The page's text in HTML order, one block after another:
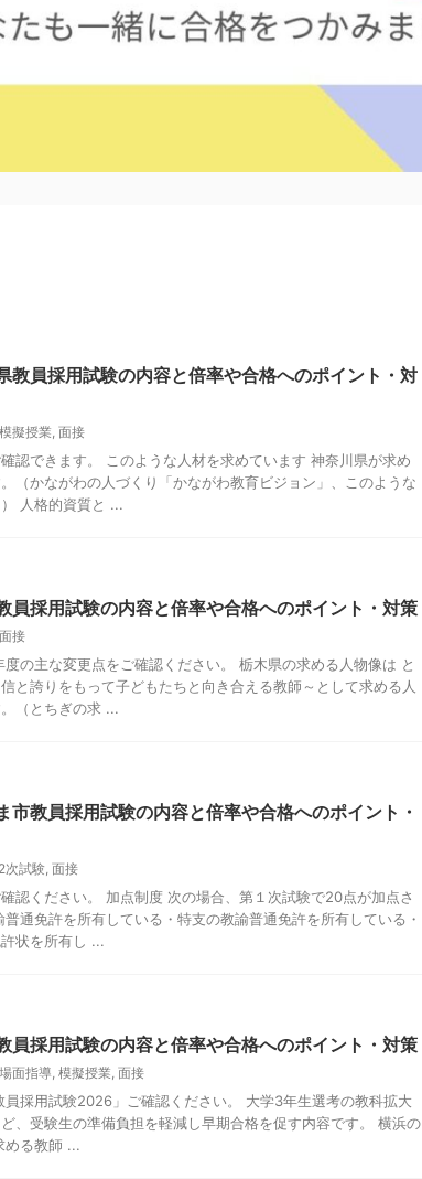
教員採用試験の内容と倍率や合格へのポイント・対
模擬授業, 面接
認できます。 このような人材を求めています 神奈川県が求め
（かながわの人づくり「かながわ教育ビジョン」、このような
人格的資質と ...
員採用試験の内容と倍率や合格へのポイント・対策
面接
の主な変更点をご確認ください。 栃木県の求める人物像は と
と誇りをもって子どもたちと向き合える教師～として求める人
（とちぎの求 ...
市教員採用試験の内容と倍率や合格へのポイント・
2次試験, 面接
認ください。 加点制度 次の場合、第１次試験で20点が加点さ
通免許を所有している・特支の教諭普通免許を所有している・
状を所有し ...
員採用試験の内容と倍率や合格へのポイント・対策
場面指導, 模擬授業, 面接
員採用試験2026」ご確認ください。 大学3年生選考の教科拡大
、受験生の準備負担を軽減し早期合格を促す内容です。 横浜の
める教師 ...